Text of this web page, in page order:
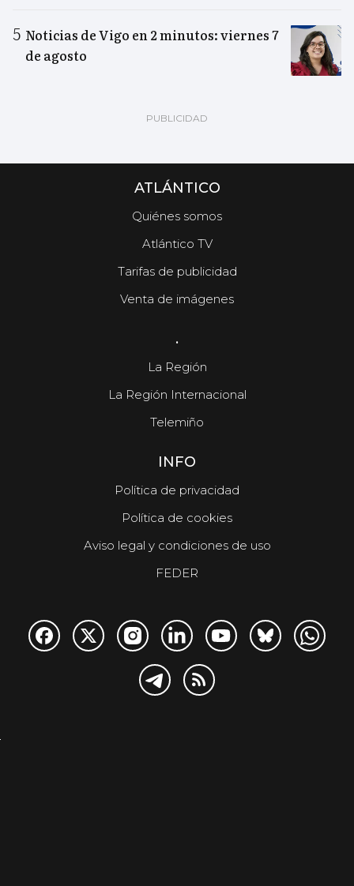
Noticias de Vigo en 2 minutos: viernes 7
de agosto
ATLÁNTICO
Quiénes somos
Atlántico TV
Tarifas de publicidad
Venta de imágenes
.
La Región
La Región Internacional
Telemiño
INFO
Política de privacidad
Política de cookies
Aviso legal y condiciones de uso
FEDER